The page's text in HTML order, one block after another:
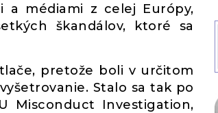
a médiami z celej Európy,
škandálov, ktoré sa
pretože boli v určitom
Stalo sa tak po
Misconduct Investigation,